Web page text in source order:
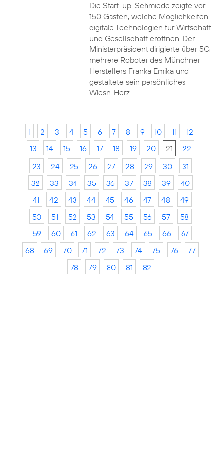
Die Start-up-Schmiede zeigte vor
150 Gästen, welche Möglichkeiten
digitale Technologien für Wirtschaft
und Gesellschaft eröffnen. Der
Ministerpräsident dirigierte über 5G
mehrere Roboter des Münchner
Herstellers Franka Emika und
gestaltete sein persönliches
Wiesn-Herz.
1 2 3 4 5 6 7 8 9 10 11
12
13
14 15 16 17 18 19 20 21
22
23
24 25 26 27 28 29 30
31
32
33 34 35 36 37 38 39
40
41
42 43 44 45 46 47 48
49
50
51 52 53 54 55 56 57
58
59
60 61 62 63 64 65 66
67
68
69 70 71 72 73 74 75 76
77
78
79 80 81 82